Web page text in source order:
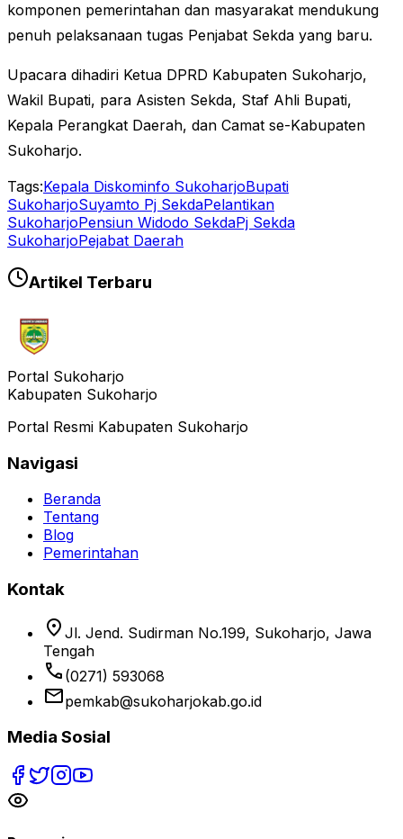
komponen pemerintahan dan masyarakat mendukung
penuh pelaksanaan tugas Penjabat Sekda yang baru.
Upacara dihadiri Ketua DPRD Kabupaten Sukoharjo,
Wakil Bupati, para Asisten Sekda, Staf Ahli Bupati,
Kepala Perangkat Daerah, dan Camat se-Kabupaten
Sukoharjo.
Tags:Kepala Diskominfo SukoharjoBupati
SukoharjoSuyamto Pj SekdaPelantikan
SukoharjoPensiun Widodo SekdaPj Sekda
SukoharjoPejabat Daerah
Artikel Terbaru
Portal Sukoharjo
Kabupaten Sukoharjo
Portal Resmi Kabupaten Sukoharjo
Navigasi
Beranda
Tentang
Blog
Pemerintahan
Kontak
location_on Jl. Jend. Sudirman No.199, Sukoharjo, Jawa
Tengah
phone (0271) 593068
emailpemkab@sukoharjokab.go.id
Media Sosial